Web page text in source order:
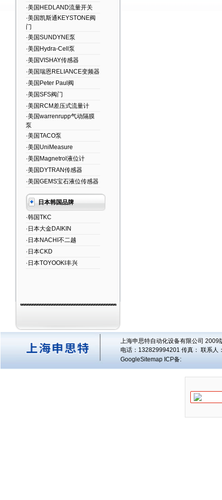
·美国HEDLAND流量开关
·美国凯斯通KEYSTONE阀
门
·美国SUNDYNE泵
·美国Hydra-Cell泵
·美国VISHAY传感器
·美国瑞恩RELIANCE变频器
·美国Peter Paul阀
·美国SFS阀门
·美国RCM差压式流量计
·美国warrenrupp气动隔膜
泵
·美国TACO泵
·美国UniMeasure
·美国Magnetrol液位计
·美国DYTRAN传感器
·美国GEMS宝石液位传感器
日本韩国品牌
·韩国TKC
·日本大金DAIKIN
·日本NACHI不二越
·日本CKD
·日本TOYOOKI丰兴
上海申思特自动化设备有限公司
电话：132829994201 传真： 联系人
GoogleSitemap ICP备: